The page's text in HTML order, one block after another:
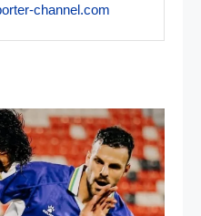
channel.com